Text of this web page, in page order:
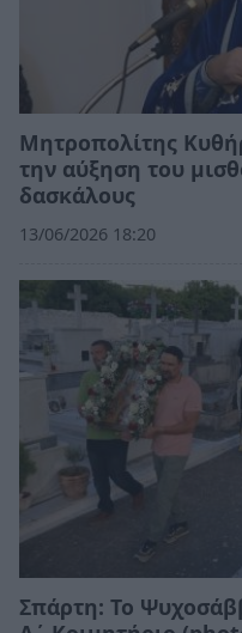
Μητροπολίτης
την αύξηση του
δασκάλους
13/06/2026 18:20
Σπάρτη: Το